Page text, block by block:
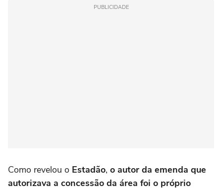
PUBLICIDADE
Como revelou o Estadão, o autor da emenda que
autorizava a concessão da área foi o próprio